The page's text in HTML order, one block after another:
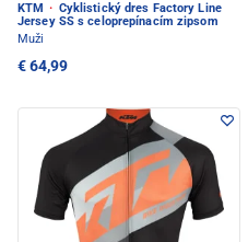
KTM · Cyklistický dres Factory Line
Jersey SS s celoprepínacím zipsom
Muži
€ 64,99